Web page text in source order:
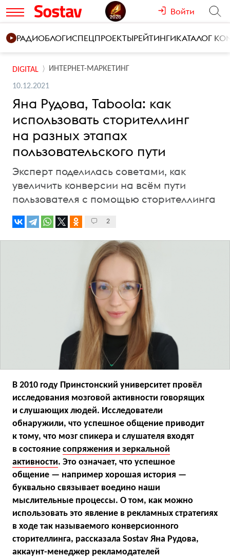
Войти
РАДИОБЛОГИСПЕЦПРОЕКТЫРЕЙТИНГИКАТАЛОГ
DIGITAL ИНТЕРНЕТ-МАРКЕТИНГ
10.12.2021
Яна Рудова, Taboola: как
использовать сторителлинг
на разных этапах
пользовательского пути
Эксперт поделилась советами, как
увеличить конверсии на всём пути
пользователя с помощью сторителлинга
2
В 2010 году Принстонский университет провёл
исследования мозговой активности говорящих
и слушающих людей. Исследователи
обнаружили, что успешное общение приводит
к тому, что мозг спикера и слушателя входят
в состояние сопряжения и зеркальной
активности. Это означает, что успешное
общение — например хорошая история —
буквально связывает воедино наши
мыслительные процессы. О том, как можно
использовать это явление в рекламных стратегиях
в ходе так называемого конверсионного
сторителлинга, рассказала Sostav Яна Рудова,
аккаунт-менеджер рекламодателей